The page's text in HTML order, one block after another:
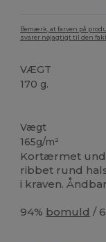
Bemærk, at farven på
svarer nøjagtigt til den
VÆGT
170 g.
Vægt
165g/m²
Kortærmet
ribbet rund
i kraven.
94% bomuld /